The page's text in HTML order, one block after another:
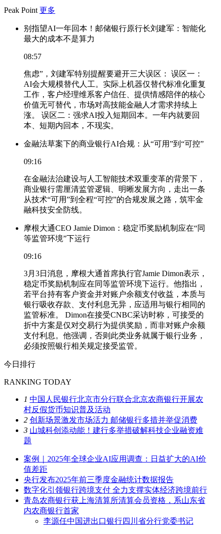
Peak Point 更多
别指望AI一年回本！邮储银行原行长刘建军：智能化
最大的成本不是算力
08:57
焦虑”，刘建军特别提醒要避开三大误区： 误区一：
AI会大规模替代人工。实际上机器仅替代标准化重复
工作，客户经理维系客户信任、提供情感陪伴的核心
价值无可替代，市场对高技能金融人才需求持续上
涨。 误区二：强求AI投入短期回本。一年内就要回
本、短期内回本，不现实。
金融法草案下的商业银行AI合规：从“可用”到“可控”
09:16
在金融法治建设与人工智能技术双重变革的背景下，
商业银行需厘清监管逻辑、明晰发展方向，走出一条
从技术“可用”到全程“可控”的合规发展之路，筑牢金
融科技安全防线。
摩根大通CEO Jamie Dimon：稳定币奖励机制应在“同
等监管环境”下运行
09:16
3月3日消息，摩根大通首席执行官Jamie Dimon表示，
稳定币奖励机制应在同等监管环境下运行。他指出，
若平台持有客户资金并对账户余额支付收益，本质与
银行吸收存款、支付利息无异，应适用与银行相同的
监管标准。 Dimon在接受CNBC采访时称，可接受的
折中方案是仅对交易行为提供奖励，而非对账户余额
支付利息。他强调，否则此类业务就属于银行业务，
必须按照银行相关规定接受监管。
今日排行
RANKING TODAY
1 中国人民银行北京市分行联合北京农商银行开展农
村反假货币知识普及活动
2 创新场景激发市场活力 邮储银行多措并举促消费
3 山城科创添动能！建行多举措破解科技企业融资难
题
案例｜2025年全球企业AI应用调查：日益扩大的AI价
值差距
央行发布2025年前三季度金融统计数据报告
数字化引领银行跨境支付 全力支撑实体经济跨境前行
青岛农商银行获上海清算所清算会员资格，系山东省
内农商银行首家
李源任中国进出口银行四川省分行党委书记